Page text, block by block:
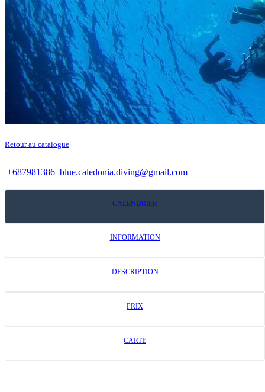
Retour au catalogue
+687981386 blue.caledonia.diving@gmail.com
CALENDRIER
INFORMATION
DESCRIPTION
PRIX
CARTE